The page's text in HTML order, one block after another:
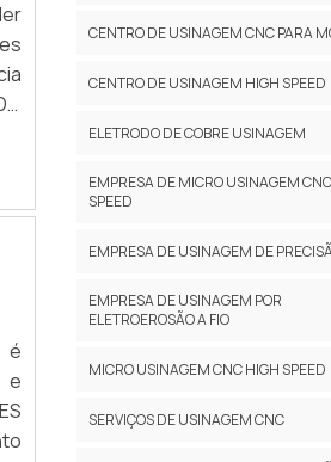
é
e
CENTRO DE USINAGEM CNC PARA
CENTRO DE USINAGEM HIGH SPEED
ELETRODO DE COBRE USINAGEM
EMPRESA DE MICRO USINAGEM
SPEED
EMPRESA DE USINAGEM DE
EMPRESA DE USINAGEM POR
ELETROEROSÃO A FIO
MICRO USINAGEM CNC HIGH SPEED
SERVIÇOS DE USINAGEM CNC